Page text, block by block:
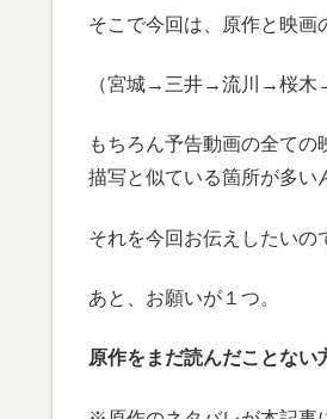
そこで今回は、原作と映画
（宮城→三井→流川→桜木
もちろん予告動画の全て
描写と似ている箇所が多い
それを今回お伝えしたいの
あと、お願いが１つ。
原作をまだ読んだことない